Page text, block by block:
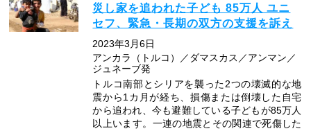
災し家を追われた子ども 85万人 ユニ
セフ、緊急・長期の双方の支援を訴え
2023年3月6日
アンカラ（トルコ）／ダマスカス／アンマン／
ジュネーブ発
トルコ南部とシリアを襲った2つの壊滅的な地
震から1カ月が経ち、損傷または倒壊した自宅
から追われ、今も避難している子どもが85万人
以上います。一連の地震とその関連で死傷した